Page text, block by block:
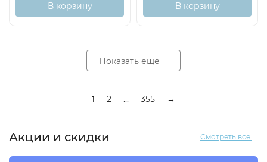
В корзину В корзину
Показать еще
1 2 ... 355 →
Акции и скидки Смотреть все